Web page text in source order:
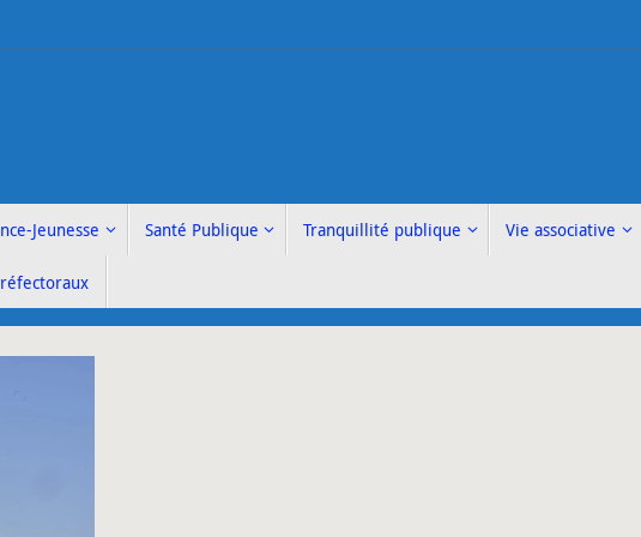
Jeunesse Santé Publique Tranquillité publique Vie associative